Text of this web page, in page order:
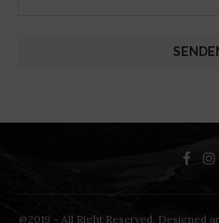
@2019 - All Right Reserved. Designed